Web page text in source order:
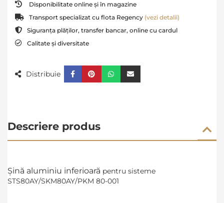
Disponibilitate online și în magazine
Transport specializat cu flota Regency (vezi detalii)
Siguranța plăților, transfer bancar, online cu cardul
Calitate și diversitate
Distribuie
Descriere produs
Șină aluminiu inferioară pentru sisteme
STS80AY/SKM80AY/PKM 80-001